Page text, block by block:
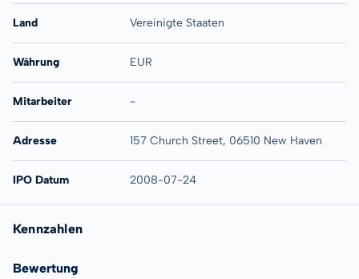
Land Vereinigte Staaten
Währung EUR
Mitarbeiter -
Adresse 157 Church Street, 06510 New Haven
IPO Datum 2008-07-24
Kennzahlen
Bewertung